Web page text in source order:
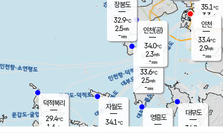
무의도
33.6℃
2.5m/s
-mm
영흥도
자월도
34.1℃
장봉도
32.9℃
2.5m/s
-mm
대부도
34.0
35.1℃
3.3 m/s
-mm
덕적북리
29.4℃
1.6 m/s
인천(공)
34.0℃
2.3m/s
-mm
인천
33.4℃
2.9m/s
-mm